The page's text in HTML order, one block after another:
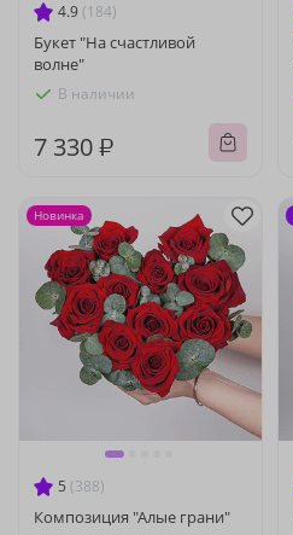
4.9 (184)
Букет "На счастливой
волне"
В наличии
7 330 ₽
5 (388)
Композиция "Алые грани"
Новинка